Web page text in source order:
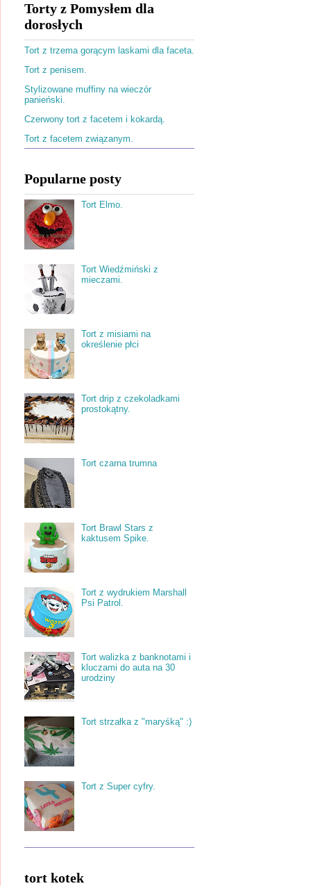
Torty z Pomysłem dla
dorosłych
Tort z trzema gorącym laskami dla faceta.
Tort z penisem.
Stylizowane muffiny na wieczór
panieński.
Czerwony tort z facetem i kokardą.
Tort z facetem związanym.
Popularne posty
Tort Elmo.
Tort Wiedźmiński z
mieczami.
Tort z misiami na
określenie płci
Tort drip z czekoladkami
prostokątny.
Tort czarna trumna
Tort Brawl Stars z
kaktusem Spike.
Tort z wydrukiem Marshall
Psi Patrol.
Tort walizka z banknotami i
kluczami do auta na 30
urodziny
Tort strzałka z "maryśką" :)
Tort z Super cyfry.
tort kotek